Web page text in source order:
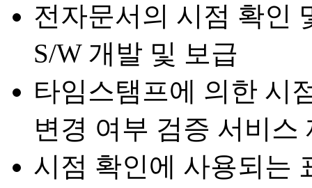
전자문서의 시점 확인
S/W 개발 및 보급
타임스탬프에 의한 시
변경 여부 검증 서비스
시점 확인에 사용되는